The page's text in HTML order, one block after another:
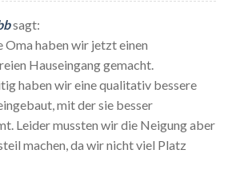
sagt:
Oma haben wir jetzt einen
Hauseingang gemacht.
haben wir eine qualitativ bessere
mit der sie besser
Leider mussten wir die Neigung aber
machen, da wir nicht viel Platz